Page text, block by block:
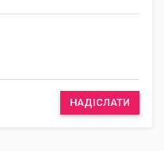
НАДІСЛАТИ